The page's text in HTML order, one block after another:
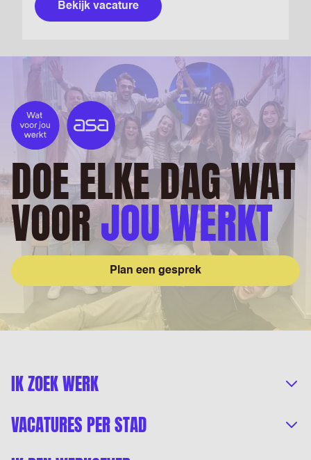
Bekijk vacature
DOE ELKE DAG WAT
VOORJOU WERKT
Plan een gesprek
IK ZOEK WERK
VACATURES PER STAD